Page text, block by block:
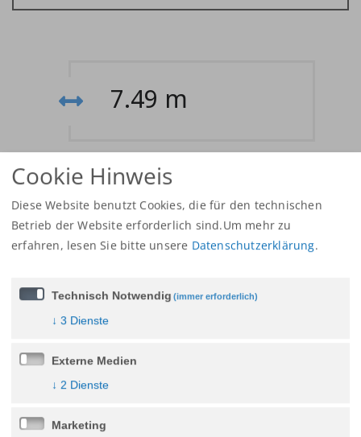
7.49 m
3.500 kg
Cookie Hinweis
Diese Website benutzt Cookies, die für den technischen
Betrieb der Website erforderlich sind.Um mehr zu
erfahren, lesen Sie bitte unsere Datenschutzerklärung.
Technisch Notwendig (immer erforderlich)
↓ 3 Dienste
Externe Medien
↓ 2 Dienste
Marketing